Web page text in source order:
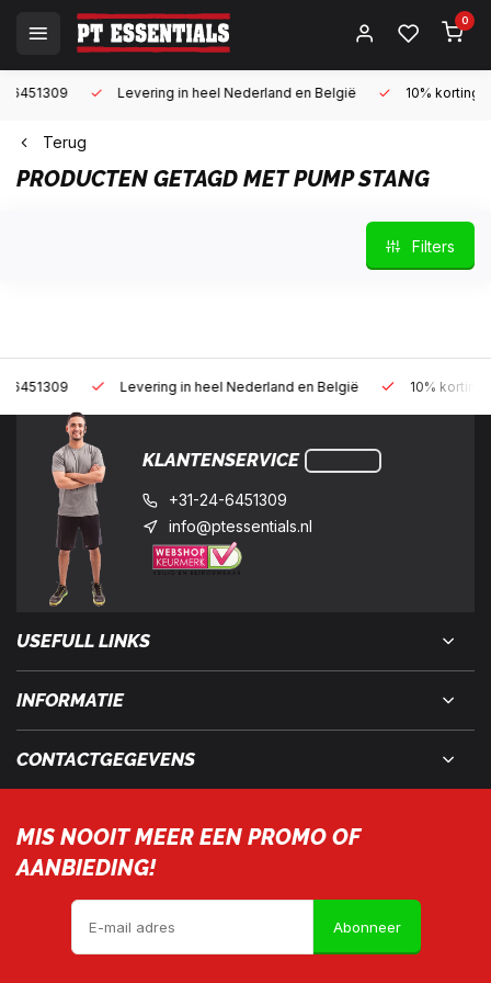
0
Levering in heel Nederland en België 10% korting met een
Terug
PRODUCTEN GETAGD MET PUMP STANG
Filters
Levering in heel Nederland en België 10% korting met een
KLANTENSERVICE
+31-24-6451309
info@ptessentials.nl
USEFULL LINKS
INFORMATIE
CONTACTGEGEVENS
MIS NOOIT MEER EEN PROMO OF
AANBIEDING!
Abonneer